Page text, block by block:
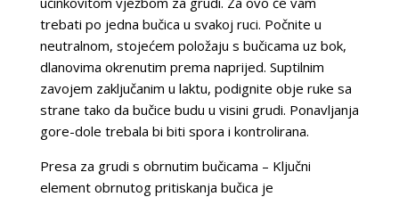
trebati po jedna bučica u svakoj ruci. Počnite u
neutralnom, stojećem položaju s bučicama uz bok,
dlanovima okrenutim prema naprijed. Suptilnim
zavojem zaključanim u laktu, podignite obje ruke sa
strane tako da bučice budu u visini grudi. Ponavljanja
gore-dole trebala bi biti spora i kontrolirana.
Presa za grudi s obrnutim bučicama – Ključni
element obrnutog pritiskanja bučica je